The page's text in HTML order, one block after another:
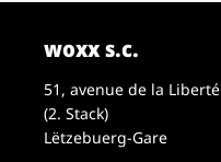
woxx s.c.
51, avenue de la Liberté
(2. Stack)
Lëtzebuerg-Gare